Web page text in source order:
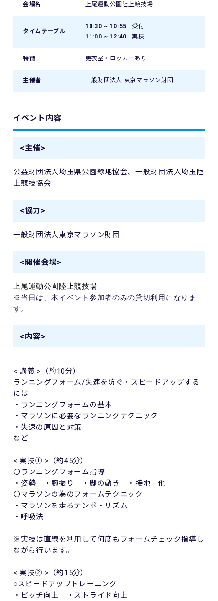
会場名 上尾運動公園陸上競技場
タイムテーブル
10:30 ~ 10:55
受付
11:00 ~ 12:40
実技
特徴 更衣室・ロッカーあり
主催者 一般財団法人 東京マラソン財団
イベント内容
<主催>
公益財団法人埼玉県公園緑地協会、一般財団法人埼玉陸
上競技協会
<協力>
一般財団法人東京マラソン財団
<開催会場>
上尾運動公園陸上競技場
※当日は、本イベント参加者のみの貸切利用になりま
す。
<内容>
< 講義 > （約10分）
ランニングフォーム/失速を防ぐ・スピードアップする
には
・ランニングフォームの基本
・マラソンに必要なランニングテクニック
・失速の原因と対策
など
< 実技① > （約45分）
〇ランニングフォーム指導
・姿勢 ・腕振り ・脚の動き ・接地 他
〇マラソンの為のフォームテクニック
・マラソンを走るテンポ・リズム
・呼吸法
※実技は直線を利用して何度もフォームチェック指導し
ながら行います。
< 実技② > （約15分）
○スピードアップトレーニング
・ピッチ向上 ・ストライド向上